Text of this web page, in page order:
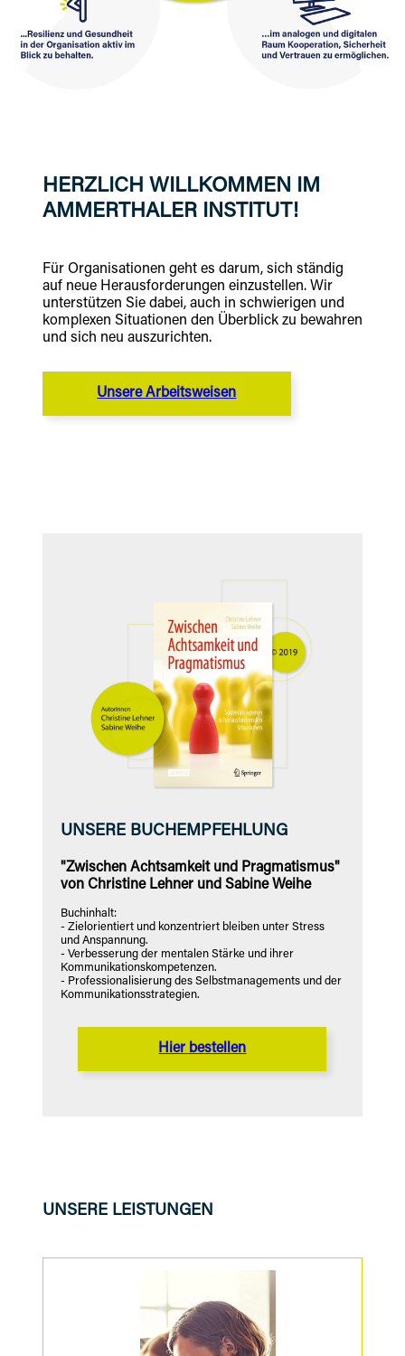
HERZLICH WILLKOMMEN IM
AMMERTHALER INSTITUT!
Für Organisationen geht es darum, sich ständig
auf neue Herausforderungen einzustellen. Wir
unterstützen Sie dabei, auch in schwierigen und
komplexen Situationen den Überblick zu bewahren
und sich neu auszurichten.
Unsere Arbeitsweisen
UNSERE BUCHEMPFEHLUNG
"Zwischen Achtsamkeit und Pragmatismus"
von Christine Lehner und Sabine Weihe
Buchinhalt:
- Zielorientiert und konzentriert bleiben unter Stress
und Anspannung.
- Verbesserung der mentalen Stärke und ihrer
Kommunikationskompetenzen.
- Professionalisierung des Selbstmanagements und der
Kommunikationsstrategien.
Hier bestellen
UNSERE LEISTUNGEN